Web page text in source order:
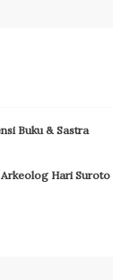
Buku & Sastra
Hari Suroto